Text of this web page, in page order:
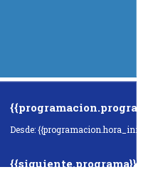
Desde:
{{siguiente.programa}}